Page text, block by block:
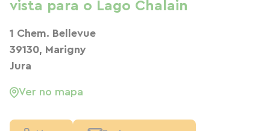
vista para o Lago Chalain
1 Chem. Bellevue
39130, Marigny
Jura
Ver no mapa